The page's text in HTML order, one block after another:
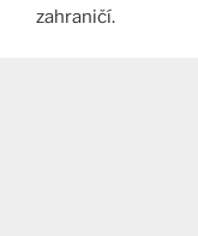
zahraničí.